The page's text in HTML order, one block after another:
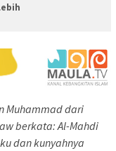
Muhammad dari
berkata: Al-Mahdi
dan kunyahnya